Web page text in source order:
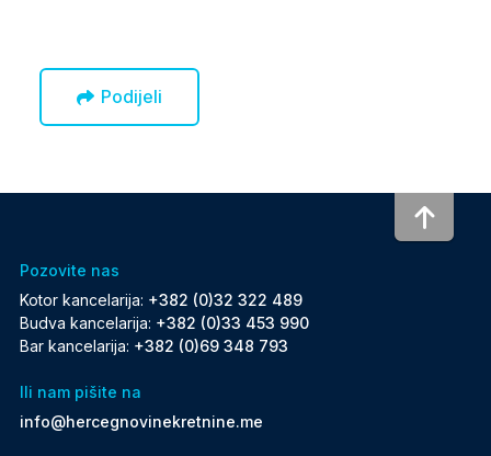
Podijeli
Pozovite nas
Kotor kancelarija: +382 (0)32 322 489
Budva kancelarija: +382 (0)33 453 990
Bar kancelarija: +382 (0)69 348 793
Ili nam pišite na
info@hercegnovinekretnine.me
To